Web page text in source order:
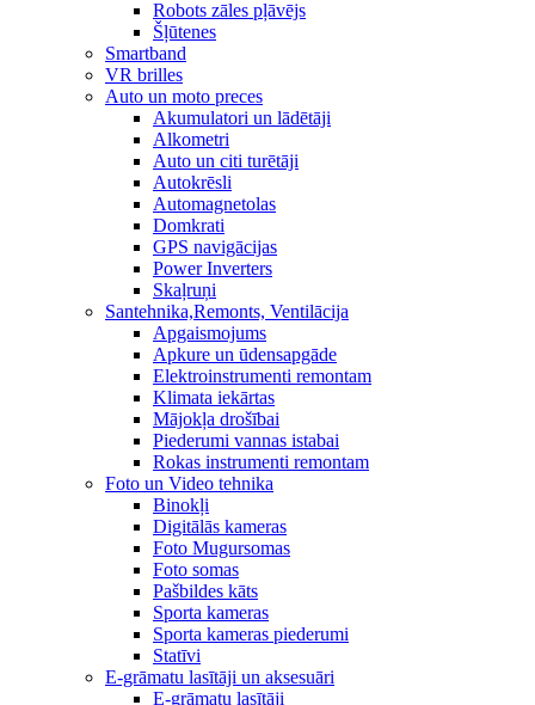
Robots zāles pļāvējs
Šļūtenes
Smartband
VR brilles
Auto un moto preces
Akumulatori un lādētāji
Alkometri
Auto un citi turētāji
Autokrēsli
Automagnetolas
Domkrati
GPS navigācijas
Power Inverters
Skaļruņi
Santehnika,Remonts, Ventilācija
Apgaismojums
Apkure un ūdensapgāde
Elektroinstrumenti remontam
Klimata iekārtas
Mājokļa drošībai
Piederumi vannas istabai
Rokas instrumenti remontam
Foto un Video tehnika
Binokļi
Digitālās kameras
Foto Mugursomas
Foto somas
Pašbildes kāts
Sporta kameras
Sporta kameras piederumi
Statīvi
E-grāmatu lasītāji un aksesuāri
E-grāmatu lasītāji